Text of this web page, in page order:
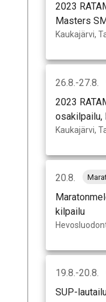
2023
Masters
Kaukajärvi,
26.8.-27.8.
2023
osakilpailu,
Kaukajärvi,
20.8.
kilpailu
19.8.-20.8.
SUP-